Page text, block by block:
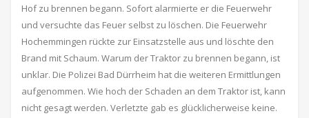
Hof zu brennen begann. Sofort alarmierte er die Feuerwehr
und versuchte das Feuer selbst zu löschen. Die Feuerwehr
Hochemmingen rückte zur Einsatzstelle aus und löschte den
Brand mit Schaum. Warum der Traktor zu brennen begann, ist
unklar. Die Polizei Bad Dürrheim hat die weiteren Ermittlungen
aufgenommen. Wie hoch der Schaden an dem Traktor ist, kann
nicht gesagt werden. Verletzte gab es glücklicherweise keine.